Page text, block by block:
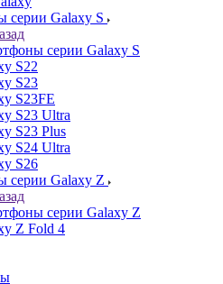
серии Galaxy S
серии Galaxy S
S22
S23
S23FE
S23 Ultra
S23 Plus
S24 Ultra
S26
серии Galaxy Z
серии Galaxy Z
Z Fold 4